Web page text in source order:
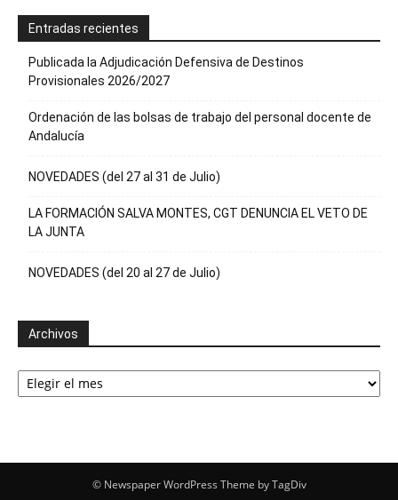
Entradas recientes
Publicada la Adjudicación Defensiva de Destinos
Provisionales 2026/2027
Ordenación de las bolsas de trabajo del personal docente de
Andalucía
NOVEDADES (del 27 al 31 de Julio)
LA FORMACIÓN SALVA MONTES, CGT DENUNCIA EL VETO DE
LA JUNTA
NOVEDADES (del 20 al 27 de Julio)
Archivos
Archivos
© Newspaper WordPress Theme by TagDiv